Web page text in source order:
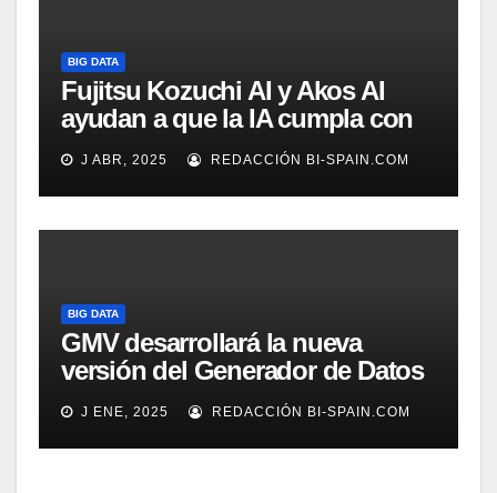
BIG DATA
Fujitsu Kozuchi AI y Akos AI
ayudan a que la IA cumpla con
las normativas UE
J ABR, 2025 REDACCIÓN BI-SPAIN.COM
BIG DATA
GMV desarrollará la nueva
versión del Generador de Datos
de Alta Precisión de Galileo
J ENE, 2025 REDACCIÓN BI-SPAIN.COM